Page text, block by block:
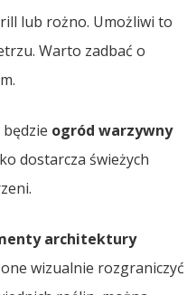
lub rożno. Umożliwi to
Warto zadbać o
ogród warzywny
dostarcza świeżych
architektury
wizualnie rozgraniczyć